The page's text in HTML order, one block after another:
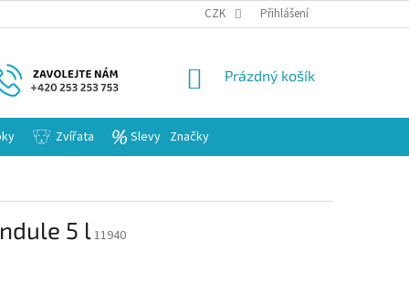
CZK Přihlášení
NÁKUPNÍ
Prázdný košík
Zvířata Slevy Značky
5 l11940